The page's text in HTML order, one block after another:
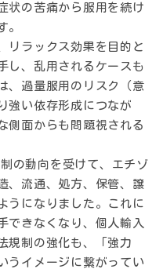
状の苦痛から服用を続け
。
リラックス効果を目的と
し、乱用されるケースも
、過量服用のリスク（意
強い依存形成につなが
側面からも問題視される
の動向を受けて、エチゾ
、流通、処方、保管、譲
うになりました。これに
できなくなり、個人輸入
規制の強化も、「強力
うイメージに繋がってい